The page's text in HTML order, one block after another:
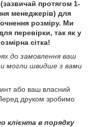
протягом 1-
менеджерів) для
розміру. Ми
перевірки, так як у
сітка!
до замовлення ваш
могли швидше з вами
або ваш власний
друком зробимо
клієнта в порядку